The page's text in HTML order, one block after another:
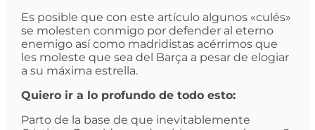
Es posible que con este artículo algunos «culés»
se molesten conmigo por defender al eterno
enemigo así como madridistas acérrimos que
les moleste que sea del Barça a pesar de elogiar
a su máxima estrella.
Quiero ir a lo profundo de todo esto:
Parto de la base de que inevitablemente